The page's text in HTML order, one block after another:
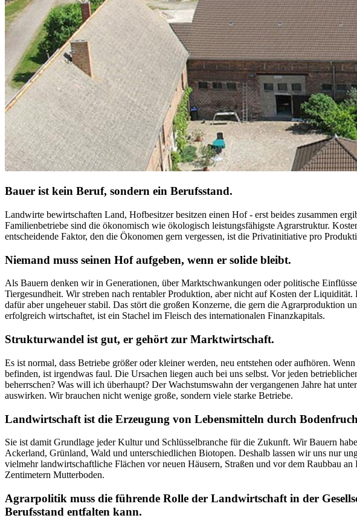
Bauer ist kein Beruf, sondern ein Berufsstand.
Landwirte bewirtschaften Land, Hofbesitzer besitzen einen Hof - erst beides zusammen
Familienbetriebe sind die ökonomisch wie ökologisch leistungsfähigste Agrarstruktur.
entscheidende Faktor, den die Ökonomen gern vergessen, ist die Privatinitiative pro
Niemand muss seinen Hof aufgeben, wenn er solide bleibt.
Als Bauern denken wir in Generationen, über Marktschwankungen oder politische
Tiergesundheit. Wir streben nach rentabler Produktion, aber nicht auf Kosten der
dafür aber ungeheuer stabil. Das stört die großen Konzerne, die gern die Agrarproduktion
erfolgreich wirtschaftet, ist ein Stachel im Fleisch des internationalen Finanzkapitals.
Strukturwandel ist gut, er gehört zur Marktwirtschaft.
Es ist normal, dass Betriebe größer oder kleiner werden, neu entstehen oder aufhören.
befinden, ist irgendwas faul. Die Ursachen liegen auch bei uns selbst. Vor jeden
beherrschen? Was will ich überhaupt? Der Wachstumswahn der vergangenen Jahre hat
auswirken. Wir brauchen nicht wenige große, sondern viele starke Betriebe.
Landwirtschaft ist die Erzeugung von Lebensmitteln durch
Sie ist damit Grundlage jeder Kultur und Schlüsselbranche für die Zukunft. Wir Bauern
Ackerland, Grünland, Wald und unterschiedlichen Biotopen. Deshalb lassen wir uns nur
vielmehr landwirtschaftliche Flächen vor neuen Häusern, Straßen und vor dem Raubbau
Zentimetern Mutterboden.
Agrarpolitik muss die führende Rolle der Landwirtschaft in der
Berufsstand entfalten kann.